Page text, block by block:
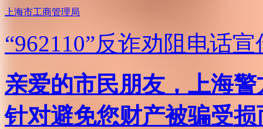
上海市工商管理局
“962110”反诈劝阻电话宣
亲爱的市民朋友，上海
针对避免您财产被骗受